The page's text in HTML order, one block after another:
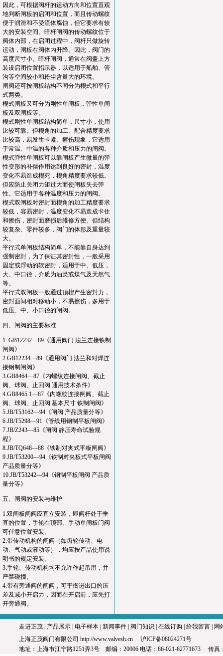
因此，可根据阀杆的运动方向和位置直观
地判断闸板的启闭和位置，而且传动螺纹
便于润滑和不受流体腐蚀，但它要求有较
大的安装空间。暗杆闸阀的传动螺纹位于
阀体内部，在启闭过程中，阀杆只做旋转
运动，闸板在阀体内升降。因此，阀门的
高度尺寸小。暗杆闸阀，通常在阀盖上方
装设启闭位置指示器，以适用于船舶、管
沟等空间较小和粉尘含量大的环境。
闸阀还可按闸板结构不同分为楔式和平行
式两类。
楔式闸板又可分为刚性单闸板，弹性单闸
板及双闸板等。
楔式刚性单闸板结构简单，尺寸小，使用
比较可靠。但楔角的加工、配合精度要求
比较高，易发生卡紧、擦伤现象，它适用
于常温、中温的各种介质和压力的闸阀。
楔式弹性单闸板可以靠闸板产生微量的弹
性变形的补偿作用达到良好的密封，温度
变化不易造成楔死，楔角精度要求较低。
但应防止关闭力矩过大而使闸板失去弹
性。它适用于各种温度和压力的闸阀。
楔式双闸板对密封面楔角的加工精度要求
较低，容易密封，温度变化不易造成卡住
和擦伤，密封面磨损后维修方便。但结构
较复杂、零件较多，阀门的体形及重量较
大。
平行式单闸板结构简单，不能靠自身达到
强制密封，为了保证其密封性，一般采用
固定或浮动的软密封，适用于中、低压，
大、中口径，介质为油类或煤气及天然气
等。
平行式双闸板一般通过顶楔产生密封力，
密封面间相对移动小，不易擦伤，多用于
低压、中、小口径的闸阀。
四、闸阀的主要标准
1. GB12232—89《通用阀门 法兰连接铁制
闸阀》
2.GB12234—89《通用阀门 法兰和对焊连
接钢制闸阀》
3.GB8464—87《内螺纹连接闸阀、截止
阀、球阀、止回阀 通用技术条件》
4.GB8465.1—87《内螺纹连接闸阀、截止
阀、球阀、止回阀 基本尺寸 铁制闸阀》
5.JB/T53162—94《闸阀 产品质量分等》
6.JB/T5298—91《管线用钢制平板闸阀》
7.JB/Z243—85《闸阀 静压寿命试验规
程》
8.JB/TQ648—88《铁制对夹式平板闸阀》
9.JB/T53200—94《铁制对夹板式平板闸阀
产品质量分等》
10.JB/T53242—94《钢制平板闸阀 产品质
量分等》
五、闸阀的安装与维护
1.双闸板闸阀应直立安装，即阀杆处于垂
直的位置，手轮在顶部。手动单闸板门阀
可任意位置安装。
2.带传动机构的闸阀（如齿轮传动、电
动、气动或液动等），均应按产品使用说
明书的规定安装。
3.手轮、传动机构均不允许作起吊用，并
严禁碰撞。
4.带有旁通阀的闸阀，可平衡进出口的压
差及减小开启力，因而在开启前，应先打
开旁通阀。
走进正茂 产品展示 电子样本 新闻事件 阀门知识 在线订购 给我留言
网
上海正茂阀门有限公司 http://www.valvesh.cn
沪ICP备08024271号
地址：上海市江宁路1251弄3号 邮编：20006 电话：86-021-62771673 传